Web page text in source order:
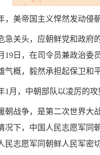
，美帝国主义悍然发动侵
急关头，应朝鲜党和政府
19日，在司令员兼政治
气概，毅然承担起保卫和
1月，中朝部队以凌厉的攻
朝战争，是第二次世界大
况下，中国人民志愿军同
民志愿军同朝鲜人民军密